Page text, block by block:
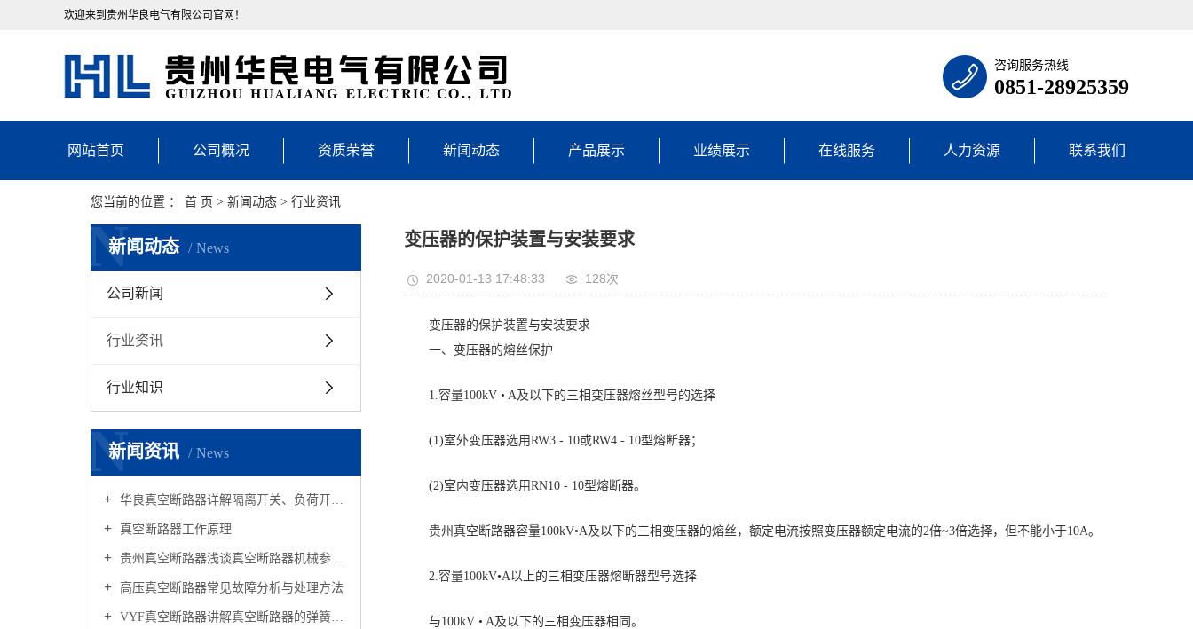
欢迎来到贵州华良电气有限公司官网！
咨询服务热线
0851-28925359
网站首页 公司概况
公司简介
资质荣誉 新闻动态
行业资讯
产品展示
成套开关设备
产品资料下载
业绩展示 在线服务 人力资源 联系我们
您当前的位置 ： 首 页 > 新闻动态 > 行业资讯
新闻动态 News
N
公司新闻
行业资讯
行业知识
新闻资讯 News
N
华良真空断路器详解隔离开关、负荷开关、真空断路器作用与区别！
真空断路器工作原理
贵州真空断路器浅谈真空断路器机械参数的选择
高压真空断路器常见故障分析与处理方法
VYF真空断路器讲解真空断路器的弹簧操动机构的工作原理
变压器的保护装置与安装要求
2020-01-13 17:48:33 128次
变压器的保护装置与安装要求
一、变压器的熔丝保护
1.容量100kV • A及以下的三相变压器熔丝型号的选择
(1)室外变压器选用RW3 - 10或RW4 - 10型熔断器；
(2)室内变压器选用RN10 - 10型熔断器。
贵州真空断路器容量100kV•A及以下的三相变压器的熔丝，额定电流按照变压器额定电流的2倍~3倍选择，但不能小于10A。
2.容量100kV•A以上的三相变压器熔断器型号选择
与100kV • A及以下的三相变压器相同。